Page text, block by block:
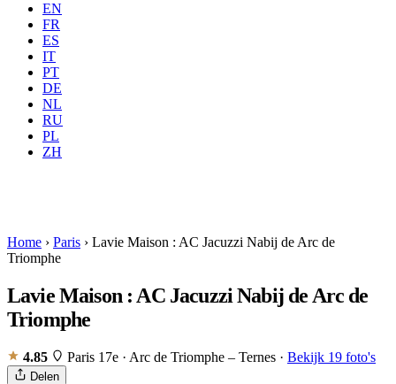
EN
FR
ES
IT
PT
DE
NL
RU
PL
ZH
Waar Alle
Gasten 2 gasten
Home › Paris › Lavie Maison : AC Jacuzzi Nabij de Arc de
Triomphe
Lavie Maison : AC Jacuzzi Nabij de Arc de
Triomphe
4.85 Paris 17e · Arc de Triomphe – Ternes · Bekijk 19 foto's
Delen